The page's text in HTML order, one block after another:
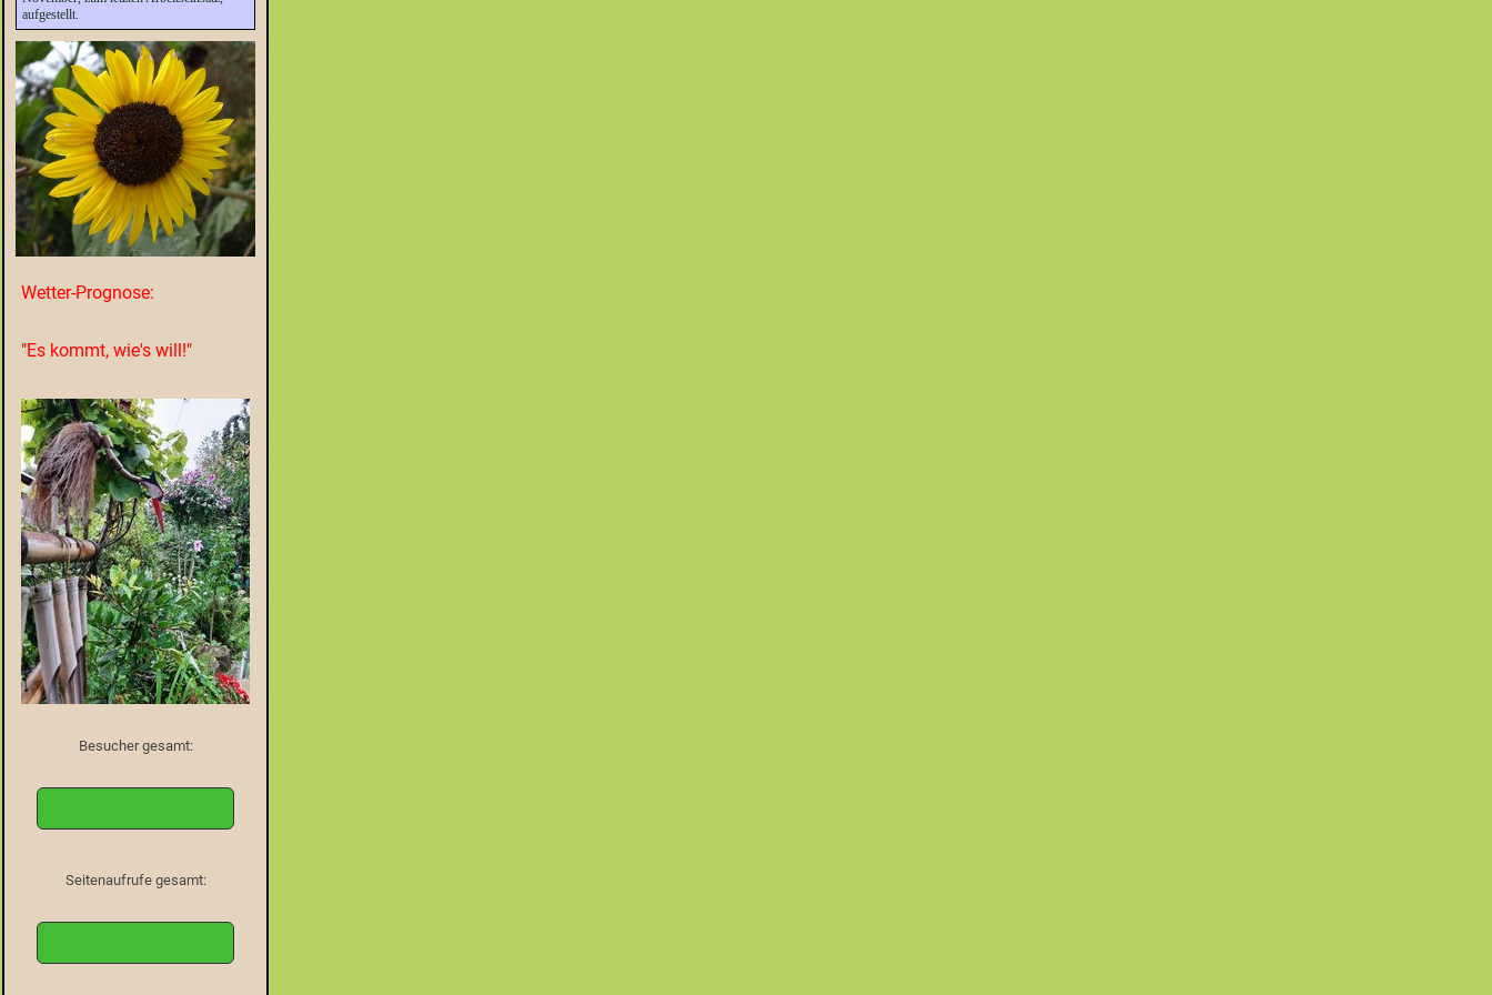
aufgestellt.
Wetter-Prognose:
"Es kommt, wie's will!"
Besucher gesamt:
Seitenaufrufe gesamt: